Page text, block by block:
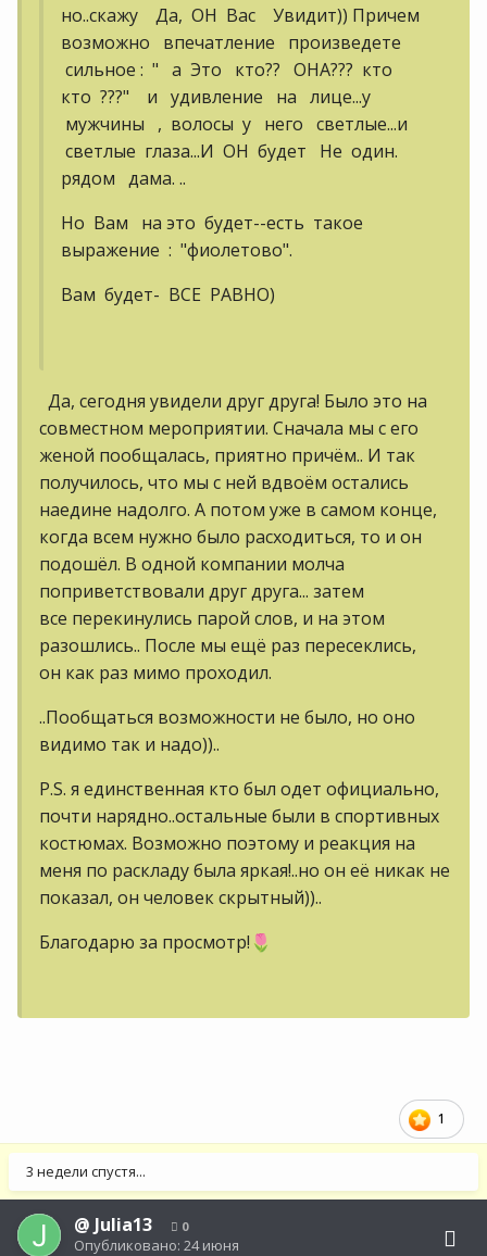
но..скажу Да, ОН Вас Увидит)) Причем
возможно впечатление произведете
сильное : " а Это кто?? ОНА??? кто
кто ???" и удивление на лице...у
мужчины , волосы у него светлые...и
светлые глаза...И ОН будет Не один.
рядом дама. ..
Но Вам на это будет--есть такое
выражение : "фиолетово".
Вам будет- ВСЕ РАВНО)
Да, сегодня увидели друг друга! Было это на
совместном мероприятии. Сначала мы с его
женой пообщалась, приятно причём.. И так
получилось, что мы с ней вдвоём остались
наедине надолго. А потом уже в самом конце,
когда всем нужно было расходиться, то и он
подошёл. В одной компании молча
поприветствовали друг друга... затем
все перекинулись парой слов, и на этом
разошлись.. После мы ещё раз пересеклись,
он как раз мимо проходил.
..Пообщаться возможности не было, но оно
видимо так и надо))..
P.S. я единственная кто был одет официально,
почти нарядно..остальные были в спортивных
костюмах. Возможно поэтому и реакция на
меня по раскладу была яркая!..но он её никак не
показал, он человек скрытный))..
Благодарю за просмотр! 🌷
1
3 недели спустя...
@ Julia13 0
Опубликовано: 24 июня